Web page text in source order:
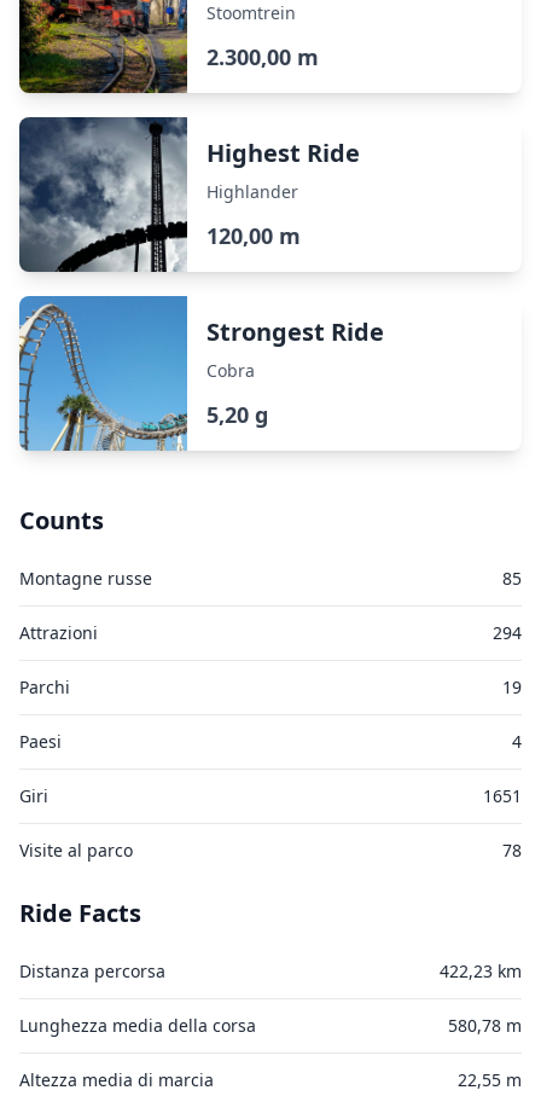
Stoomtrein
2.300,00 m
Highest Ride
Highlander
120,00 m
Strongest Ride
Cobra
5,20 g
Counts
Montagne russe 85
Attrazioni 294
Parchi 19
Paesi 4
Giri 1651
Visite al parco 78
Ride Facts
Distanza percorsa 422,23 km
Lunghezza media della corsa 580,78 m
Altezza media di marcia 22,55 m